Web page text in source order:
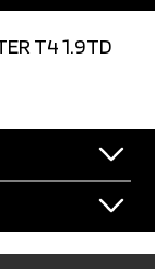
T4 1.9TD